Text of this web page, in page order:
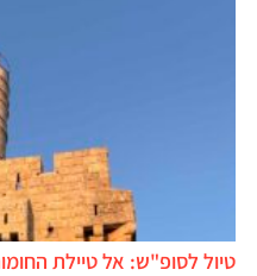
טיול לסופ"ש: אל טיילת